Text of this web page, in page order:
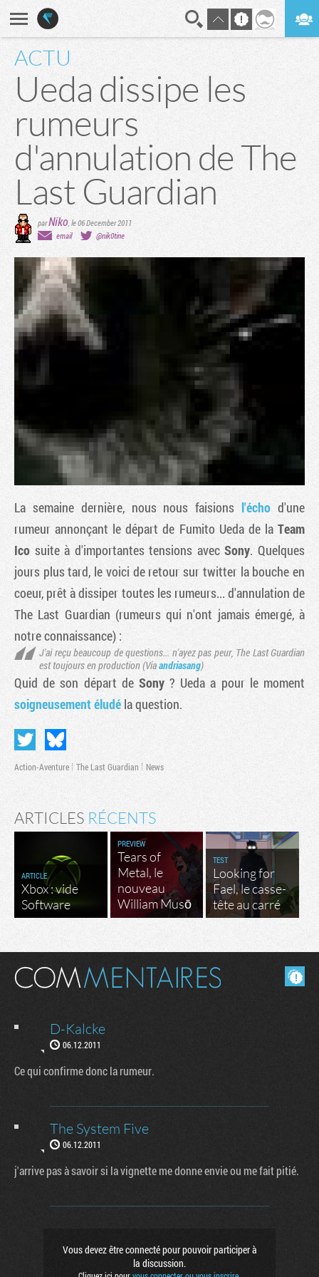
ACTU
Ueda dissipe les
rumeurs
d'annulation de The
Last Guardian
parNiko,le 06 December 2011
email
@nik0tine
La semaine dernière, nous nous faisionsl'écho d'une
rumeur annonçant le départ de Fumito Ueda de la Team
Ico suite à d'importantes tensions avecSony. Quelques
jours plus tard, le voici de retour sur twitter la bouche en
coeur, prêt à dissiper toutes les rumeurs... d'annulation de
The Last Guardian (rumeurs qui n'ont jamais émergé, à
notre connaissance) :
J'ai reçu beaucoup de questions... n'ayez pas peur, The Last Guardian
est toujours en production (Viaandriasang)
Quid de son départ de Sony? Ueda a pour le moment
soigneusement éludé la question.
Action-Aventure The Last Guardian News
ARTICLES RÉCENTS
ARTICLE
Xbox : vide
Software
PREVIEW
Tears of
Metal, le
nouveau
William Musō
TEST
Looking for
Fael, le casse-
tête au carré
Masquer les commentaires lus.
D-Kalcke
06.12.2011
Ce qui confirme donc la rumeur.
The System Five
06.12.2011
j'arrive pas à savoir si la vignette me donne envie ou me fait pitié.
Vous devez être connecté pour pouvoir participer à
la discussion.
Tribune